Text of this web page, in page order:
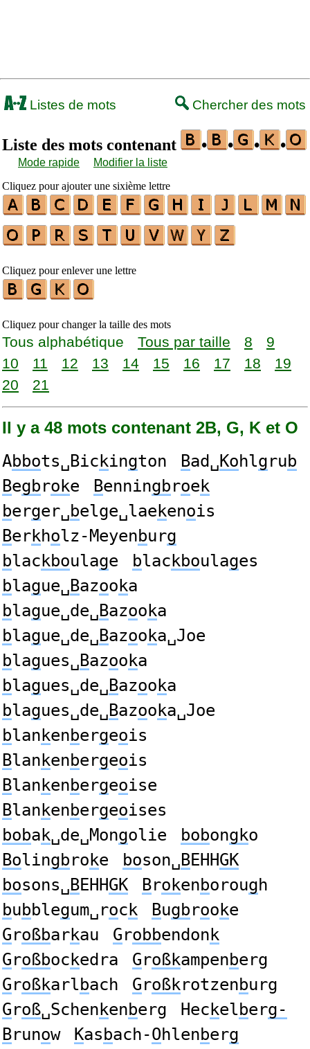
Listes de mots Chercher des mots
Liste des mots contenant • • • •
Mode rapide
Modifier la liste
Cliquez pour ajouter une sixième lettre
Cliquez pour enlever une lettre
Cliquez pour changer la taille des mots
Tous alphabétique Tous par taille 8
9
10
11 12 13 14 15 16 17 18
19
20
21
Il y a 48 mots contenant 2B, G, K et O
Abbots␣Bic kington Bad␣Kohlgrub
Begbroke Benningbroe k
berger␣belge␣lae kenois
Berkholz-Meyenburg
blac kboulage blac kboulages
blague␣Bazoo ka
blague␣de␣Bazoo ka
blague␣de␣Bazoo ka␣Joe
blagues␣Bazoo ka
blagues␣de␣Bazoo ka
blagues␣de␣Bazoo ka␣Joe
blan kenbergeois
Blan kenbergeois
Blan kenbergeoise
Blan kenbergeoises
boba k␣de␣Mongolie bobongko
Bolingbro ke boson␣BEHHGK
bosons␣BEHHGK Brokenborough
bubblegum␣roc k Bugbroo ke
Großbarkau Grobbendon k
Großboc kedra Großkampenberg
Großkarlbach Großkrotzenburg
Groß␣Schen kenberg Hec kelberg-
Brunow Kas bach-Ohlenberg